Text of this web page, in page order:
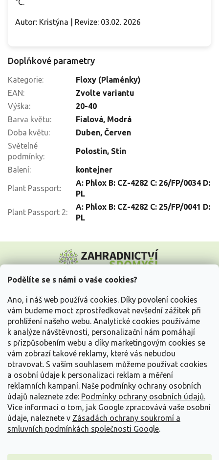
Podělíte se s námi o vaše cookies?
Ano, i náš web používá cookies. Díky povolení cookies
vám budeme moct zprostředkovat nevšední zážitek při
prohlížení našeho webu. Analytické cookies používáme
k analýze návštěvnosti, personalizační nám pomáhají
s přizpůsobením webu a díky marketingovým cookies se
vám zobrazí takové reklamy, které vás nebudou
otravovat. S vaším souhlasem můžeme používat cookies
a osobní údaje k personalizaci reklam a měření
reklamních kampaní. Naše podmínky ochrany osobních
údajů naleznete zde: Podmínky ochrany osobních údajů.
Více informací o tom, jak Google zpracovává vaše osobní
údaje, naleznete v Zásadách ochrany soukromí a
smluvních podmínkách společnosti Google.
°C.
Autor: Kristýna | Revize: 03.02. 2026
Doplňkové parametry
Kategorie:
Floxy (Plaménky)
EAN:
Zvolte variantu
Výška:
20-40
Barva květu: Fialová, Modrá
Doba květu: Duben, Červen
Světelné
podmínky:
Polostín, Stín
Balení: kontejner
Plant Passport:
A: Phlox B: CZ-4282 C: 26/FP/0034 D:
PL
Plant Passport 2:
A: Phlox B: CZ-4282 C: 25/FP/0041 D:
PL
p
Vše o nákupu
Informace pro Vás
Kontakujte nás
Vytvořil Shoptet